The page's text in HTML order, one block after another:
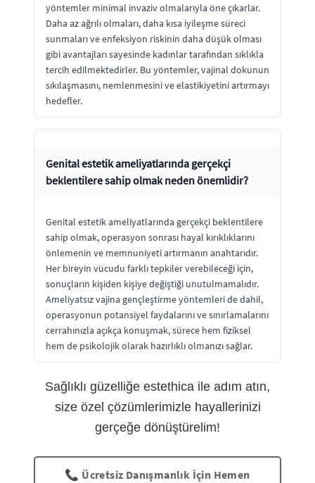
yöntemler minimal invaziv olmalarıyla öne çıkarlar.
Daha az ağrılı olmaları, daha kısa iyileşme süreci
sunmaları ve enfeksiyon riskinin daha düşük olması
gibi avantajları sayesinde kadınlar tarafından sıklıkla
tercih edilmektedirler. Bu yöntemler, vajinal dokunun
sıkılaşmasını, nemlenmesini ve elastikiyetini artırmayı
hedefler.
Genital estetik ameliyatlarında gerçekçi
beklentilere sahip olmak neden önemlidir?
Genital estetik ameliyatlarında gerçekçi beklentilere
sahip olmak, operasyon sonrası hayal kırıklıklarını
önlemenin ve memnuniyeti artırmanın anahtarıdır.
Her bireyin vücudu farklı tepkiler verebileceği için,
sonuçların kişiden kişiye değiştiği unutulmamalıdır.
Ameliyatsız vajina gençleştirme yöntemleri de dahil,
operasyonun potansiyel faydalarını ve sınırlamalarını
cerrahınızla açıkça konuşmak, sürece hem fiziksel
hem de psikolojik olarak hazırlıklı olmanızı sağlar.
Sağlıklı güzelliğe estethica ile adım atın,
size özel çözümlerimizle hayallerinizi
gerçeğe dönüştürelim!
📞 Ücretsiz Danışmanlık İçin Hemen